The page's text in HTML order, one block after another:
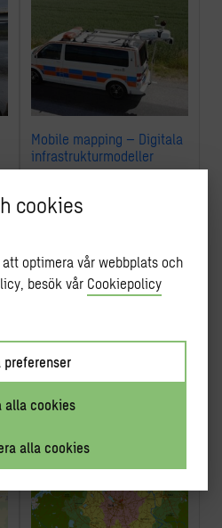
cookies
optimera vår webbplats och
besök vår Cookiepolicy
alla cookies
alla cookies
preferenser
Mobile mapping – Digitala
infrastrukturmodeller
Stöd i CEF-ansökan